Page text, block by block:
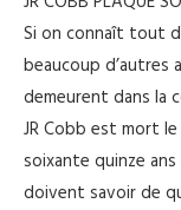
Si on connaît tout
beaucoup d’autres
demeurent dans la
JR Cobb est mort le
soixante quinze
doivent savoir de